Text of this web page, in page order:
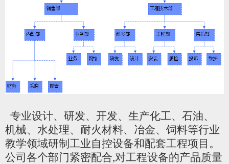
专业设计、研发、开发、生产化工、石油、
机械、水处理、耐火材料、冶金、饲料等行业
教学领域研制工业自控设备和配套工程项目。
公司 各个部门紧密配合,对工程设备的产品质量